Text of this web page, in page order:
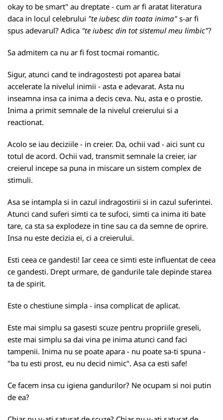
okay to be smart" au dreptate - cum ar fi aratat literatura
daca in locul celebrului "te iubesc din toata inima" s-ar fi
spus adevarul? Adica "te iubesc din tot sistemul meu limbic"?
Sa admitem ca nu ar fi fost tocmai romantic.
Sigur, atunci cand te indragostesti pot aparea batai
accelerate la nivelul inimii - asta e adevarat. Asta nu
inseamna insa ca inima a decis ceva. Nu, asta e o prostie.
Inima a primit semnale de la nivelul creierului si a
reactionat.
Acolo se iau deciziile - in creier. Da, ochii vad - aici sunt cu
totul de acord. Ochii vad, transmit semnale la creier, iar
creierul incepe sa puna in miscare un sistem complex de
stimuli.
Asa se intampla si in cazul indragostirii si in cazul suferintei.
Atunci cand suferi simti ca te sufoci, simti ca inima iti bate
tare, ca sta sa explodeze in tine sau ca da semne de oprire.
Insa nu este decizia ei, ci a creierului.
Esti ceea ce gandesti! Iar ceea ce simti este influentat de ceea
ce gandesti. Drept urmare, de gandurile tale depinde starea
ta de spirit.
Este o chestiune simpla - insa complicat de aplicat.
Este mai simplu sa gasesti scuze pentru propriile greseli,
este mai simplu sa dai vina pe inima atunci cand faci
tampenii. Inima nu se poate apara - nu poate sa-ti spuna -
"ba tu esti prost, eu nu decid nimic". Asa ca esti safe!
Ce facem insa cu igiena gandurilor? Ne ocupam si noi putin
de ea?